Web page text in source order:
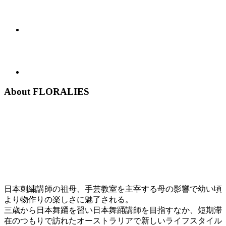
About FLORALIES
日本刺繍講師の祖母、手芸教室を主宰する母の影響で幼い頃
より物作りの楽しさに魅了される。
三歳から日本舞踊を習い日本舞踊講師を目指すなか、短期滞
在のつもりで訪れたオーストラリアで新しいライフスタイル